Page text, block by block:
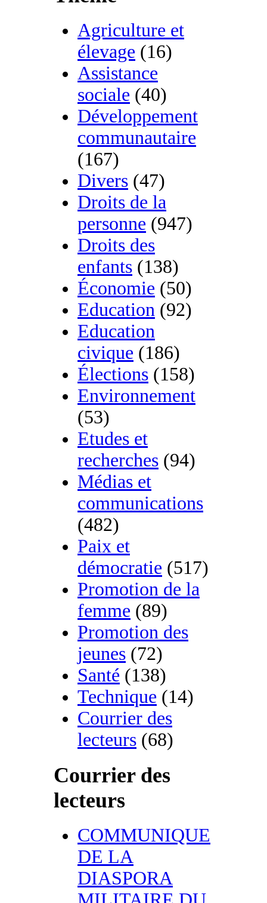
Agriculture et
élevage (16)
Assistance
sociale (40)
Développement
communautaire
(167)
Divers (47)
Droits de la
personne (947)
Droits des
enfants (138)
Économie (50)
Education (92)
Education
civique (186)
Élections (158)
Environnement
(53)
Etudes et
recherches (94)
Médias et
communications
(482)
Paix et
démocratie (517)
Promotion de la
femme (89)
Promotion des
jeunes (72)
Santé (138)
Technique (14)
Courrier des
lecteurs (68)
Courrier des
lecteurs
COMMUNIQUE
DE LA
DIASPORA